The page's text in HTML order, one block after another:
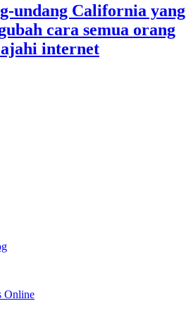
undang California yang
cara semua orang
internet
Online